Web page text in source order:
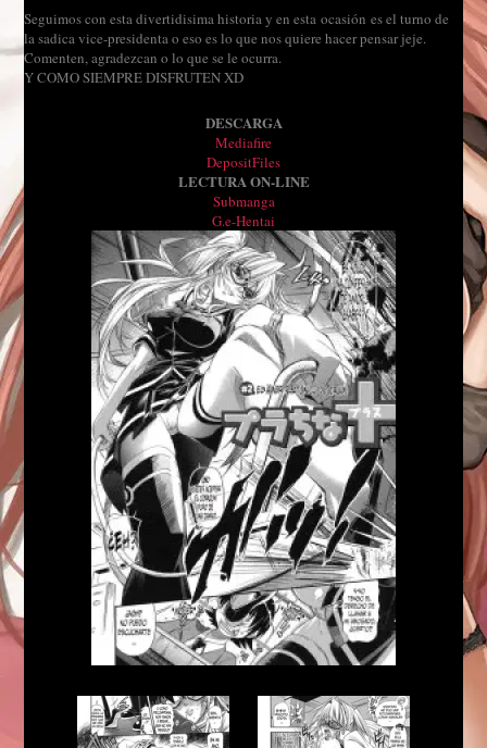
Seguimos con esta divertidisima historia y en esta ocasión es el turno de
la sadica vice-presidenta o eso es lo que nos quiere hacer pensar jeje.
Comenten, agradezcan o lo que se le ocurra.
Y COMO SIEMPRE DISFRUTEN XD
DESCARGA
Mediafire
DepositFiles
LECTURA ON-LINE
Submanga
G.e-Hentai